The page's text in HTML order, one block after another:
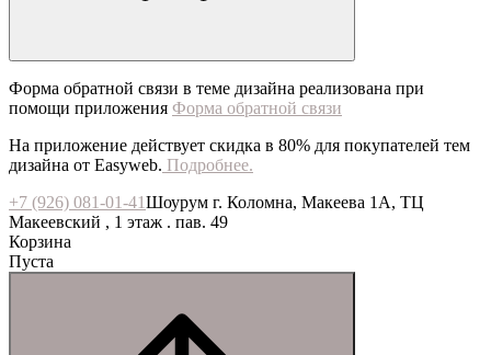
Форма обратной связи в теме дизайна реализована при
помощи приложения Форма обратной связи
На приложение действует скидка в 80% для покупателей тем
дизайна от Easyweb. Подробнее.
+7 (926) 081-01-41Шоурум г. Коломна, Макеева 1А, ТЦ
Макеевский , 1 этаж . пав. 49
Корзина
Пуста